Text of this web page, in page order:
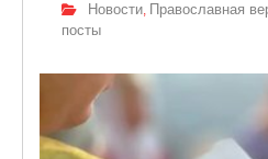
Новости, Православная
посты